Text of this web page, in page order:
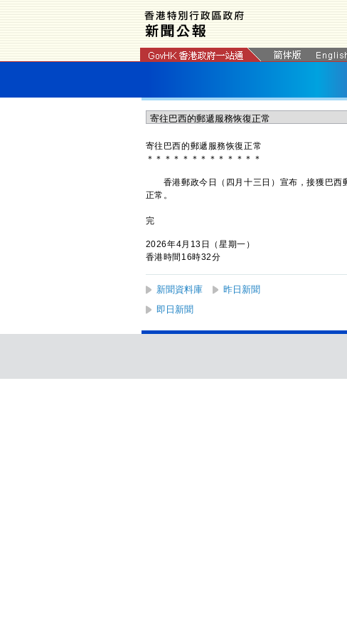
寄往巴西的郵遞服務恢復正常
＊ ＊ ＊ ＊ ＊ ＊ ＊ ＊ ＊ ＊ ＊ ＊ ＊
香港郵政今日（四月十三日）宣布，接獲巴西
正常。
完
2026年4月13日（星期一）
香港時間16時32分
新聞資料庫 昨日新聞
即日新聞